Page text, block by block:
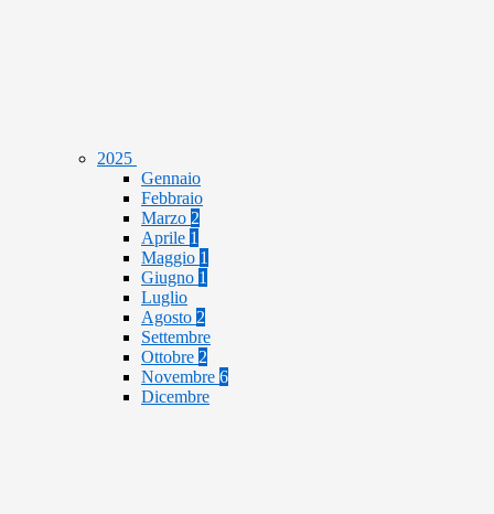
2025
Gennaio
Febbraio
Marzo 2
Aprile 1
Maggio 1
Giugno 1
Luglio
Agosto 2
Settembre
Ottobre 2
Novembre 6
Dicembre